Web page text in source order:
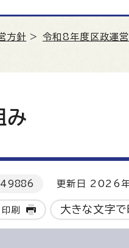
方針 > 令和8年度区政運
み
更新日 2026
印刷 大きな文字で